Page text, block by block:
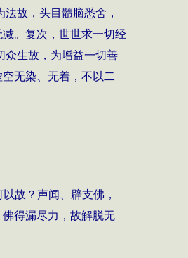
故，头目髓脑悉舍，
。复次，世世求一切经
众生故，为增益一切善
无染、无着，不以二
故？声闻、辟支佛，
得漏尽力，故解脱无